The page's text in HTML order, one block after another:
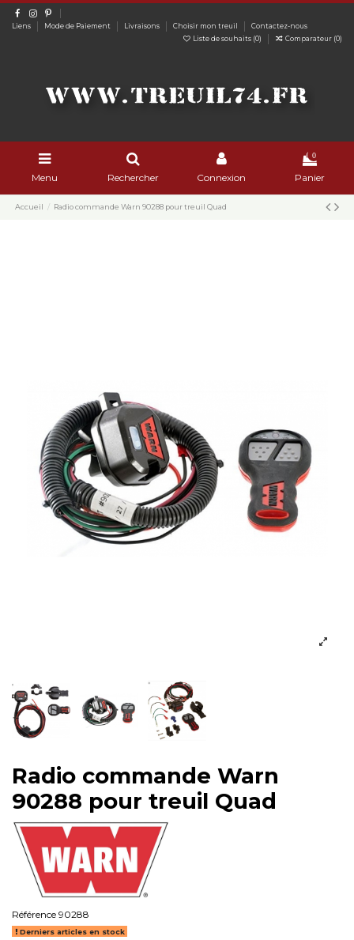
Liens Mode de Paiement Livraisons Choisir mon treuil
Contactez-nous
Liste de souhaits (0) Comparateur (0)
Menu Rechercher Connexion
0
Panier
Accueil Radio commande Warn 90288 pour treuil Quad
Radio commande Warn
90288 pour treuil Quad
Référence 90288
Derniers articles en stock